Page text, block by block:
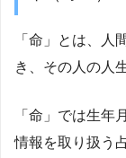
「命」とは、人
き、その人の人
「命」では生年
情報を取り扱う